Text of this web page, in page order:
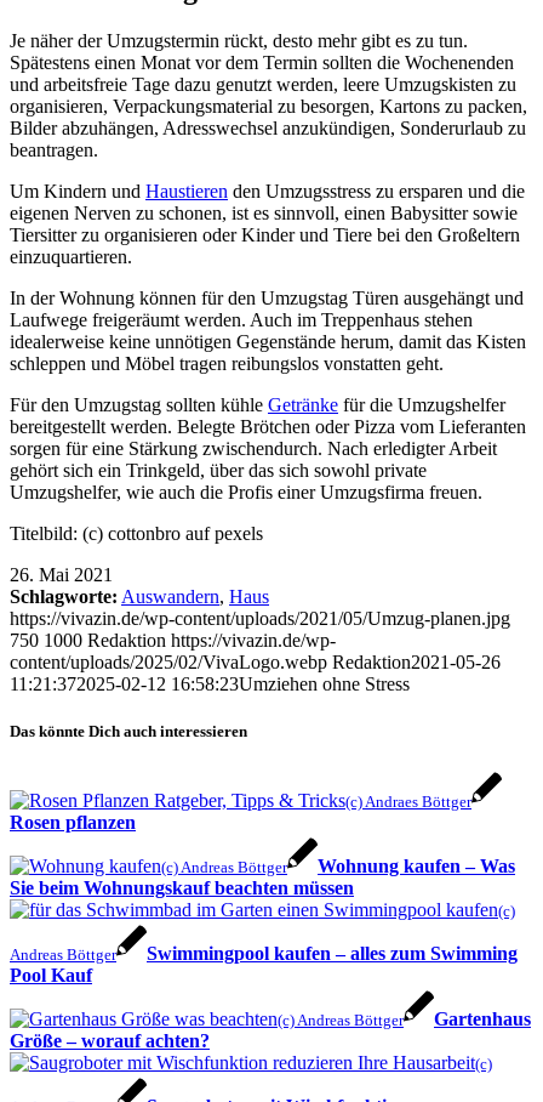
Je näher der Umzugstermin rückt, desto mehr gibt es zu tun.
Spätestens einen Monat vor dem Termin sollten die Wochenenden
und arbeitsfreie Tage dazu genutzt werden, leere Umzugskisten zu
organisieren, Verpackungsmaterial zu besorgen, Kartons zu packen,
Bilder abzuhängen, Adresswechsel anzukündigen, Sonderurlaub zu
beantragen.
Um Kindern und Haustieren den Umzugsstress zu ersparen und die
eigenen Nerven zu schonen, ist es sinnvoll, einen Babysitter sowie
Tiersitter zu organisieren oder Kinder und Tiere bei den Großeltern
einzuquartieren.
In der Wohnung können für den Umzugstag Türen ausgehängt und
Laufwege freigeräumt werden. Auch im Treppenhaus stehen
idealerweise keine unnötigen Gegenstände herum, damit das Kisten
schleppen und Möbel tragen reibungslos vonstatten geht.
Für den Umzugstag sollten kühle Getränke für die Umzugshelfer
bereitgestellt werden. Belegte Brötchen oder Pizza vom Lieferanten
sorgen für eine Stärkung zwischendurch. Nach erledigter Arbeit
gehört sich ein Trinkgeld, über das sich sowohl private
Umzugshelfer, wie auch die Profis einer Umzugsfirma freuen.
Titelbild: (c) cottonbro auf pexels
26. Mai 2021
Schlagworte: Auswandern, Haus
https://vivazin.de/wp-content/uploads/2021/05/Umzug-planen.jpg
750 1000 Redaktion https://vivazin.de/wp-
content/uploads/2025/02/VivaLogo.webp Redaktion2021-05-26
11:21:372025-02-12 16:58:23Umziehen ohne Stress
Das könnte Dich auch interessieren
(c) Andraes Böttger
Rosen pflanzen
(c) Andreas Böttger
Wohnung kaufen – Was
Sie beim Wohnungskauf beachten müssen
(c)
Andreas Böttger
Swimmingpool kaufen – alles zum Swimming
Pool Kauf
(c) Andreas Böttger
Gartenhaus
Größe – worauf achten?
(c)